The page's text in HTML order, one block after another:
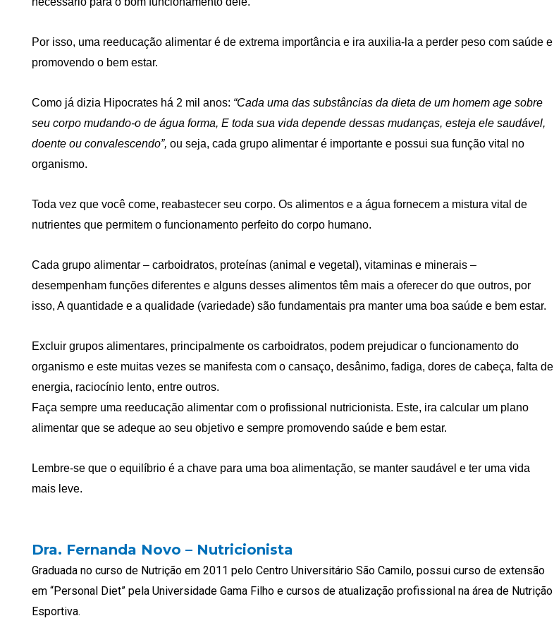
Por isso, uma reeducação alimentar é de extrema importância e ira auxilia-la a perder peso com saúde e
promovendo o bem estar.
Como já dizia Hipocrates há 2 mil anos: “Cada uma das substâncias da dieta de um homem age sobre
seu corpo mudando-o de água forma, E toda sua vida depende dessas mudanças, esteja ele saudável,
doente ou convalescendo”, ou seja, cada grupo alimentar é importante e possui sua função vital no
organismo.
Toda vez que você come, reabastecer seu corpo. Os alimentos e a água fornecem a mistura vital de
nutrientes que permitem o funcionamento perfeito do corpo humano.
Cada grupo alimentar – carboidratos, proteínas (animal e vegetal), vitaminas e minerais –
desempenham funções diferentes e alguns desses alimentos têm mais a oferecer do que outros, por
isso, A quantidade e a qualidade (variedade) são fundamentais pra manter uma boa saúde e bem estar.
Excluir grupos alimentares, principalmente os carboidratos, podem prejudicar o funcionamento do
organismo e este muitas vezes se manifesta com o cansaço, desânimo, fadiga, dores de cabeça, falta de
energia, raciocínio lento, entre outros.
Faça sempre uma reeducação alimentar com o profissional nutricionista. Este, ira calcular um plano
alimentar que se adeque ao seu objetivo e sempre promovendo saúde e bem estar.
Lembre-se que o equilíbrio é a chave para uma boa alimentação, se manter saudável e ter uma vida
mais leve.
Dra. Fernanda Novo – Nutricionista
Graduada no curso de Nutrição em 2011 pelo Centro Universitário São Camilo, possui curso de extensão
em “Personal Diet” pela Universidade Gama Filho e cursos de atualização profissional na área de Nutrição
Esportiva.